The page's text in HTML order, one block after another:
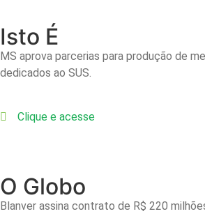
Isto É
MS aprova parcerias para produção de
dedicados ao SUS.
Clique e acesse
O Globo
Blanver assina contrato de R$ 220